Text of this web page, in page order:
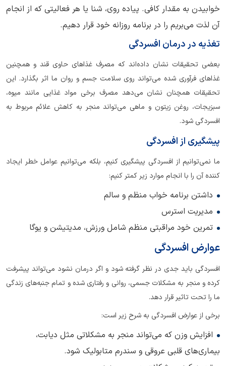
خوابیدن به مقدار کافی. پیاده روی، شنا یا هر فعالیتی که از انجام
آن لذت می‌بریم را در برنامه روزانه خود قرار دهیم.
تغذیه در درمان افسردگی
بعضی تحقیقات نشان داده‌اند که مصرف غذاهای حاوی قند و همچنین
غذاهای فرآوری شده می‌تواند روی سلامت جسم و روان ما اثر بگذارد. این
تحقیقات همچنان نشان می‌دهد مصرف برخی مواد غذایی مانند میوه،
سبزیجات، روغن زیتون و ماهی می‌تواند منجر به کاهش علائم مربوط به
افسردگی شود.
پیشگیری از افسردگی
ما نمی‌توانیم از افسردگی پیشگیری کنیم، بلکه می‌توانیم عوامل خطر ایجاد
کننده آن را با انجام موارد زیر کمتر کنیم:
داشتن برنامه خواب منظم و سالم
مدیریت استرس
تمرین خود مراقبتی منظم شامل ورزش، مدیتیشن و یوگا
عوارض افسردگی
افسردگی باید جدی در نظر گرفته شود و اگر درمان نشود می‌تواند پیشرفت
کرده و منجر به مشکلات جسمی، روانی و رفتاری شده و تمام جنبه‌های زندگی
ما را تحت تاثیر قرار دهد.
برخی از عوارض افسردگی به شرح زیر است:
افزایش وزن که می‌تواند منجر به مشکلاتی مثل دیابت،
بیماری‌های قلبی عروقی و سندرم متابولیک شود.